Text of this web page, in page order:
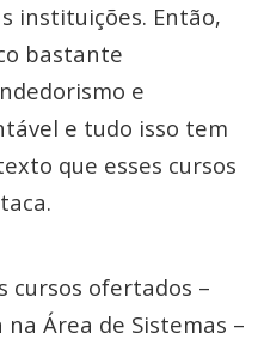
instituições. Então,
bastante
e
e tudo isso tem
que esses cursos
cursos ofertados –
Área de Sistemas –